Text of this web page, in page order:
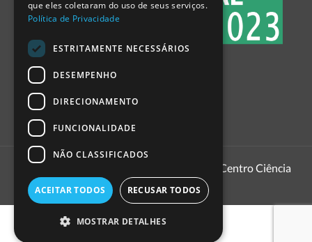
1999 - 2026
Pavilhão do Conhecimento | Centro Ciência
que eles coletaram do uso de seus serviços.
Política de Privacidade
ESTRITAMENTE NECESSÁRIOS
DESEMPENHO
DIRECIONAMENTO
FUNCIONALIDADE
NÃO CLASSIFICADOS
ACEITAR TODOS RECUSAR TODOS
MOSTRAR DETALHES